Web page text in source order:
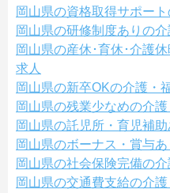
岡山県の資格取得サポー
岡山県の研修制度ありの介
岡山県の産休･育休･介護
求人
岡山県の新卒OKの介護・
岡山県の残業少なめの介護
岡山県の託児所・育児補
岡山県のボーナス・賞与
岡山県の社会保険完備の介
岡山県の交通費支給の介護